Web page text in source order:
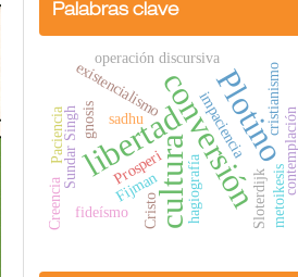
Palabras clave
libertadconversión
Plotino
cultura
existencialismo
Sundar Singh Prosperi
cristianismo
hagiografía
sadhu
operación discursiva
metoikesis
Paciencia impaciencia
Sloterdijk
Fijman
Cristo
fideísmo
Creencia
contemplación
gnosis